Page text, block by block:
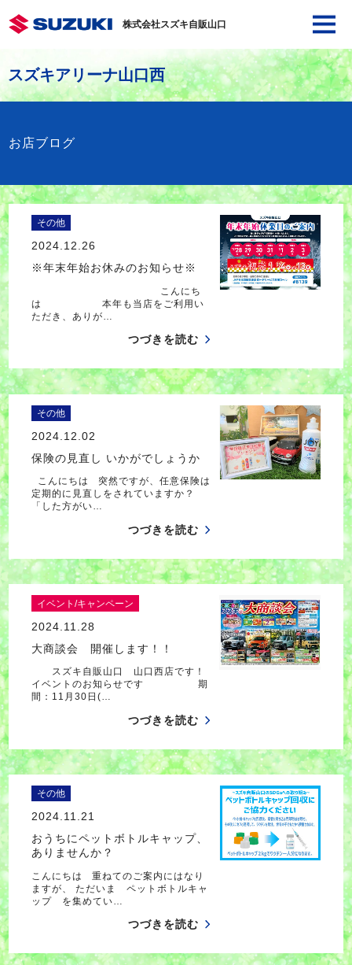
株式会社スズキ自販山口
スズキアリーナ山口西
お店ブログ
その他
2024.12.26
※年末年始お休みのお知らせ※
こんにち
は 本年も当店をご利用い
ただき、ありが…
つづきを読む
その他
2024.12.02
保険の見直し いかがでしょうか
こんにちは 突然ですが、任意保険は
定期的に見直しをされていますか？
「した方がい…
つづきを読む
イベント/キャンペーン
2024.11.28
大商談会 開催します！！
スズキ自販山口 山口西店です！
イベントのお知らせです 期
間：11月30日(…
つづきを読む
その他
2024.11.21
おうちにペットボトルキャップ、
ありませんか？
こんにちは 重ねてのご案内にはなり
ますが、 ただいま ペットボトルキャ
ップ を集めてい…
つづきを読む